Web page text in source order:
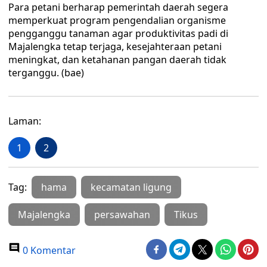
Para petani berharap pemerintah daerah segera
memperkuat program pengendalian organisme
pengganggu tanaman agar produktivitas padi di
Majalengka tetap terjaga, kesejahteraan petani
meningkat, dan ketahanan pangan daerah tidak
terganggu. (bae)
Laman:
1 2
Tag: hama kecamatan ligung
Majalengka persawahan Tikus
0 Komentar